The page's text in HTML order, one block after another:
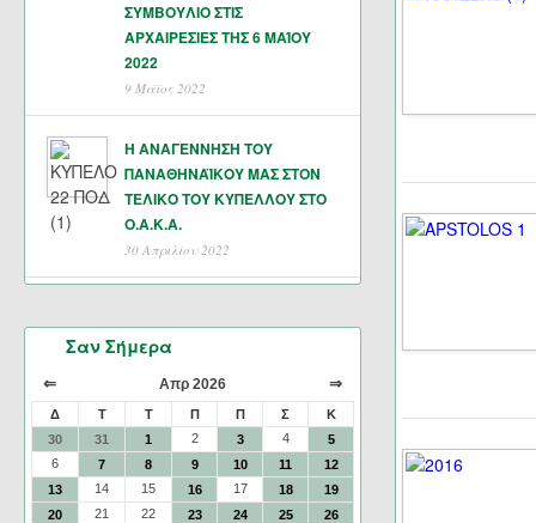
ΣΥΜΒΟΥΛΙΟ ΣΤΙΣ
ΑΡΧΑΙΡΕΣΙΕΣ ΤΗΣ 6 ΜΑΊΟΥ
2022
9 Μάϊος 2022
Η ΑΝΑΓΕΝΝΗΣΗ ΤΟΥ
ΠΑΝΑΘΗΝΑΪΚΟΥ ΜΑΣ ΣΤΟΝ
ΤΕΛΙΚΟ ΤΟΥ ΚΥΠΕΛΛΟΥ ΣΤΟ
Ο.Α.Κ.Α.
30 Απριλίου 2022
Σαν Σήμερα
⇐ Απρ 2026 ⇒
Δ Τ Τ Π Π Σ
Κ
30
31 1 2 3 4
5
6
7 8 9 10 11
12
13
14 15 16 17 18
19
20
21 22 23 24 25
26